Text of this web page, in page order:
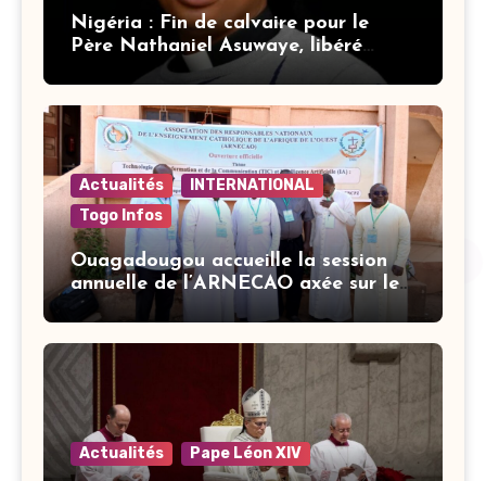
Nigéria : Fin de calvaire pour le
Père Nathaniel Asuwaye, libéré
après trois mois de captivité
Actualités
INTERNATIONAL
Togo Infos
Ouagadougou accueille la session
annuelle de l’ARNECAO axée sur les
défis de l’intelligence artificielle
Actualités Pape Léon XIV